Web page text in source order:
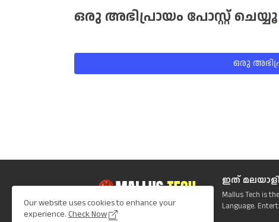
ഒരു അഭിപ്രായം പോസ്റ്റ് ചെയ്യൂ
ഒരു
ഇത്
Mallus Tech is
Language.
Our website uses cookies to enhance your
experience. Check Now